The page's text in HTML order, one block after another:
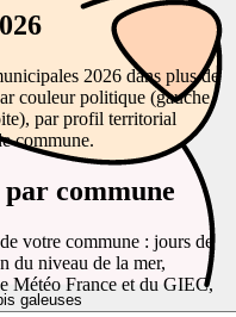
galeuses
2026 dans plus de
couleur politique (gauche,
par profil territorial
commune.
commune
votre commune : jours de
du niveau de la mer,
Météo France et du GIEC,